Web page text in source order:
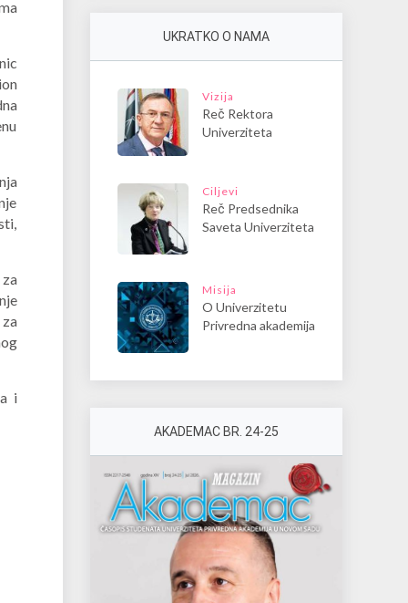
i
UKRATKO O NAMA
Vizija
Reč Rektora
Univerziteta
Ciljevi
Reč Predsednika
Saveta Univerziteta
Misija
O Univerzitetu
Privredna akademija
AKADEMAC BR. 24-25